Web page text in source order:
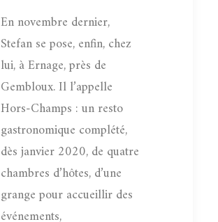
En novembre dernier,
Stefan se pose, enfin, chez
lui, à Ernage, près de
Gembloux. Il l’appelle
Hors-Champs : un resto
gastronomique complété,
dès janvier 2020, de quatre
chambres d’hôtes, d’une
grange pour accueillir des
événements,